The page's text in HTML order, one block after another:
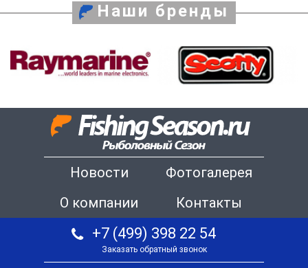
Наши бренды
Новости
Фотогалерея
О компании
Контакты
+7 (499) 398 22 54
Заказать обратный звонок